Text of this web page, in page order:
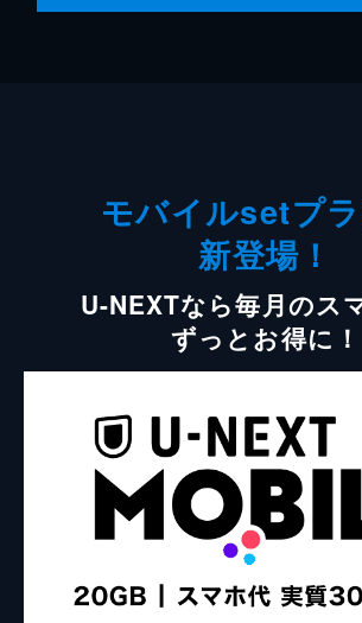
モバイルsetプ
新登場！
U-NEXTなら毎月のス
ずっとお得に！